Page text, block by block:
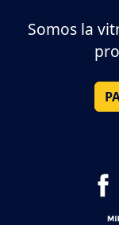
Somos la